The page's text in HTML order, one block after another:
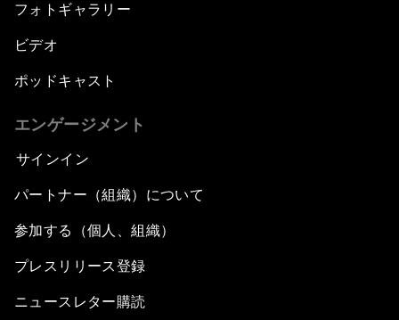
フォトギャラリー
ビデオ
ポッドキャスト
エンゲージメント
サインイン
パートナー（組織）について
参加する（個人、組織）
プレスリリース登録
ニュースレター購読